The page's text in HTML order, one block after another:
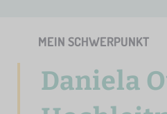
MEIN SCHWERPUNKT
Daniela